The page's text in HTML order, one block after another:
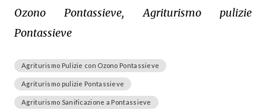
Ozono Pontassieve, Agriturismo pulizie
Pontassieve
Agriturismo Pulizie con Ozono Pontassieve
Agriturismo pulizie Pontassieve
Agriturismo Sanificazione a Pontassieve